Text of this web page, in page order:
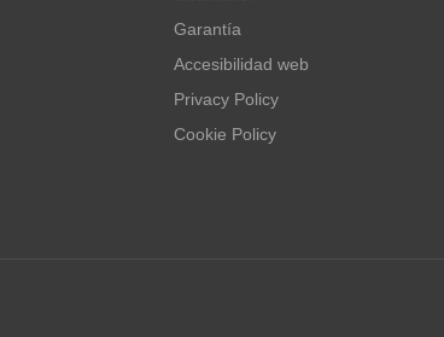
Garantía
Accesibilidad web
Privacy Policy
Cookie Policy